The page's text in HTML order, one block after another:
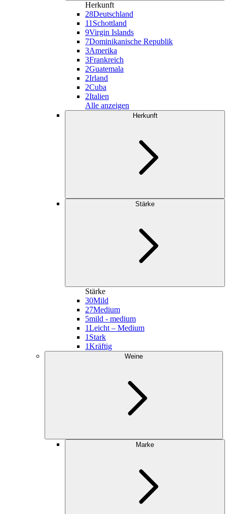
Herkunft
28Deutschland
11 Schottland
9Virgin Islands
7Dominikanische Republik
3Amerika
3Frankreich
2Guatemala
2Irland
2Cuba
2Italien
Alle anzeigen
Herkunft
Stärke
Stärke
30Mild
27Medium
5mild - medium
1Leicht – Medium
1 Stark
1Kräftig
Weine
Marke